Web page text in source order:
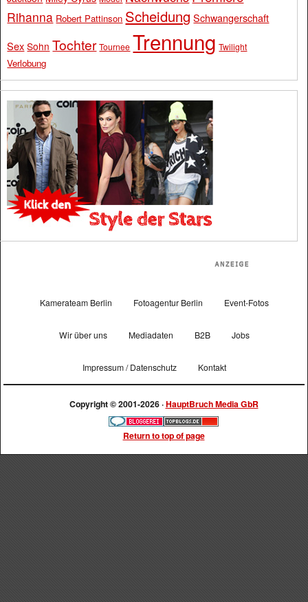
Rihanna Robert Pattinson Scheidung Schwangerschaft
Sex Sohn Tochter Tournee Trennung Twilight
Verlobung
Kamerateam Berlin Fotoagentur Berlin Event-Fotos
Wir über uns Mediadaten B2B Jobs
Impressum / Datenschutz Kontakt
Copyright © 2001-2026 ·HauptBruch Media GbR
Return to top of page